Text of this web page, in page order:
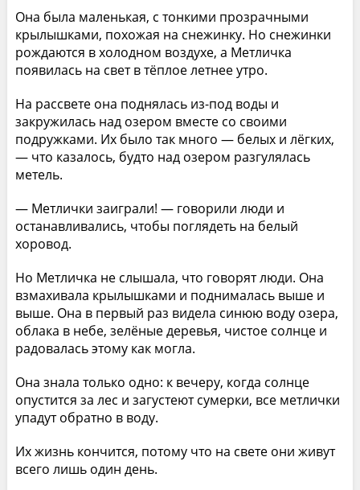
Она была маленькая, с тонкими прозрачными
крылышками, похожая на снежинку. Но снежинки
рождаются в холодном воздухе, а Метличка
появилась на свет в тёплое летнее утро.
На рассвете она поднялась из-под воды и
закружилась над озером вместе со своими
подружками. Их было так много — белых и лёгких,
— что казалось, будто над озером разгулялась
метель.
— Метлички заиграли! — говорили люди и
останавливались, чтобы поглядеть на белый
хоровод.
Но Метличка не слышала, что говорят люди. Она
взмахивала крылышками и поднималась выше и
выше. Она в первый раз видела синюю воду озера,
облака в небе, зелёные деревья, чистое солнце и
радовалась этому как могла.
Она знала только одно: к вечеру, когда солнце
опустится за лес и загустеют сумерки, все метлички
упадут обратно в воду.
Их жизнь кончится, потому что на свете они живут
всего лишь один день.